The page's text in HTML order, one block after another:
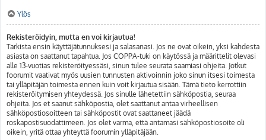
Ylös
Rekisteröidyin, mutta en voi kirjautua!
Tarkista ensin käyttäjätunnuksesi ja salasanasi. Jos ne ovat oikein, yksi kahdesta
asiasta on saattanut tapahtua. Jos COPPA-tuki on käytössä ja määrittelit olevasi
alle 13-vuotias rekisteröityessäsi, sinun tulee seurata saamiasi ohjeita. Jotkut
foorumit vaativat myös uusien tunnusten aktivoinnin joko sinun itsesi toimesta
tai ylläpitäjän toimesta ennen kuin voit kirjautua sisään. Tämä tieto kerrottiin
rekisteröitymisen yhteydessä. Jos sinulle lähetettiin sähköpostia, seuraa
ohjeita. Jos et saanut sähköpostia, olet saattanut antaa virheellisen
sähköpostiosoitteen tai sähköpostit ovat saattaneet jäädä
roskapostisuodattimeen. Jos olet varma, että antamasi sähköpostiosoite oli
oikein, yritä ottaa yhteyttä foorumin ylläpitäjään.